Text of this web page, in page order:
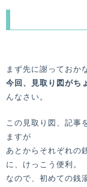
まず先に謝っておか
今回、見取り図がち
んなさい。
この見取り図、記事
ますが
あとからそれぞれの
に、けっこう便利。
なので、初めての銭